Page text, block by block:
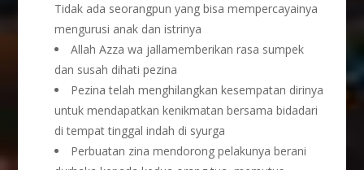
Tidak ada seorangpun yang bisa mempercayainya
mengurusi anak dan istrinya
Allah Azza wa jallamemberikan rasa sumpek
dan susah dihati pezina
Pezina telah menghilangkan kesempatan dirinya
untuk mendapatkan kenikmatan bersama bidadari
di tempat tinggal indah di syurga
Perbuatan zina mendorong pelakunya berani